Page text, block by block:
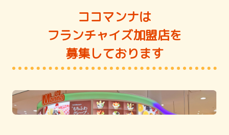
ココマンナは
フランチャイズ加盟店を
募集しております